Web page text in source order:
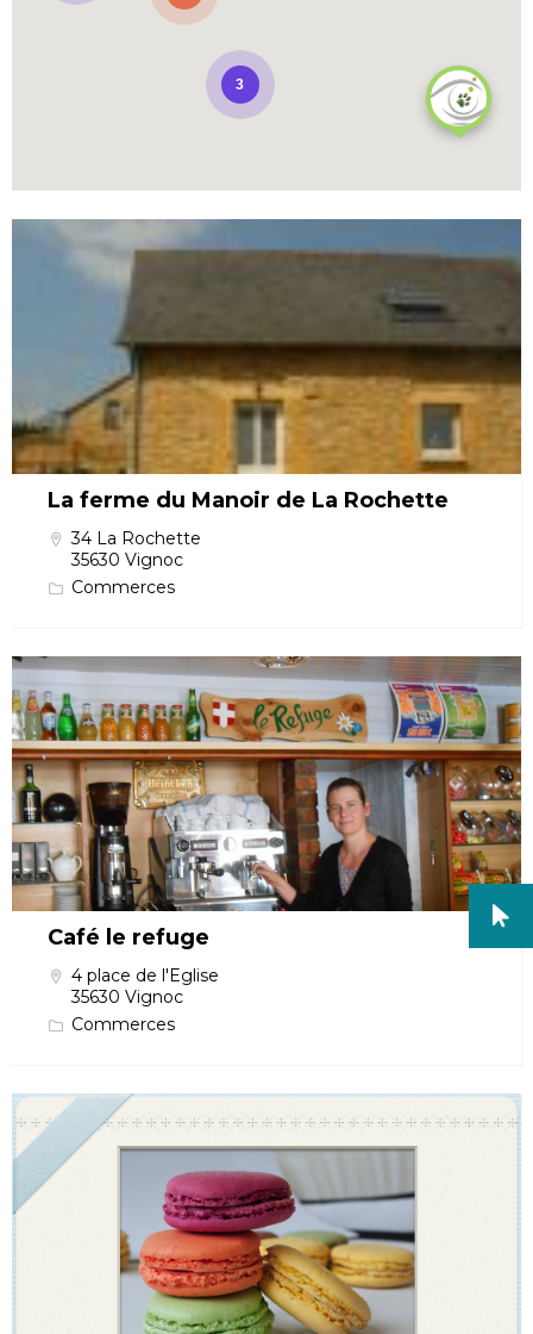
3
La ferme du Manoir de La Rochette
34 La Rochette
35630 Vignoc
Commerces
Café le refuge
4 place de l'Eglise
35630 Vignoc
Commerces